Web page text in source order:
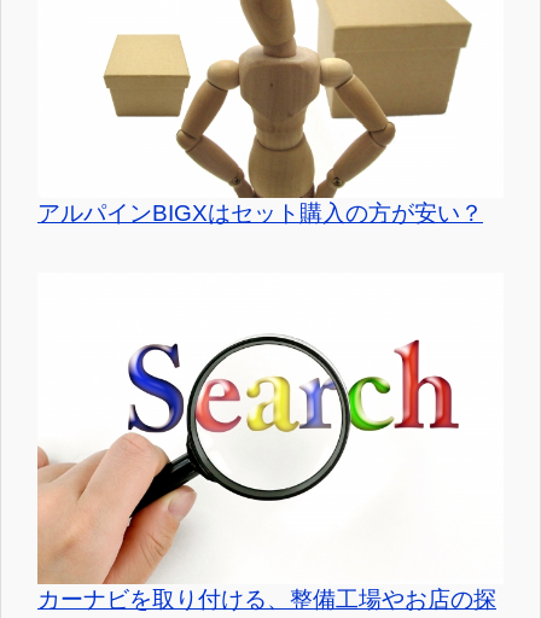
アルパインBIGXはセット購入の方が安い？
カーナビを取り付ける、整備工場やお店の探